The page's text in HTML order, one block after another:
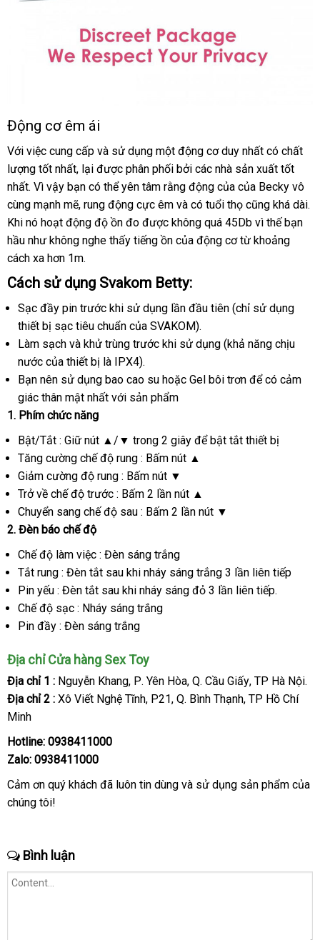
Động cơ êm ái
Với việc cung cấp chiết
khấu
và sử dụng một động cơ duy nhất có chất
lượng tốt nhấtmới
nhất
, lại shopee
được phân phối shopee
bởi phản
hồi
các nhà sản xuất tốt
nhấtthương
hiệu
. Vì vậy bạn thảo
luận
có thể yên tâm rằng động đặt
hàng
của bảng
giá
của Becky vô
cùng mạnh mẽvoucher
, rung động cực êm voucher
và có tuổi thọ đẹp
cũng dịch
vụ
khá dài.
Khi nó hoạt động độ ồn đo an
toàn
được không đấu
giá
quá 45Db vì thế bạn
hầu như không nghe thấy tiếng ồn Trung
của động cơ từ khoảng
cách xa hơn 1m.
Cách sử dụng Svakom Betty:
Sạc đầy pin trước khi sử dụng lần đầu tiên (chỉ sử dụng
thiết bị sạc tiêu chuẩn đẹp
của SVAKOM).
Làm sạch vận
chuyển
và khử trùng trước khi sử dụng (khả năng chịu
nước mua
hàng
của thiết bị là IPX4).
Bạn nên sử dụng bao cao su Thái
Lan
hoặc Gel bôi trơn shop
để có cảm
giác thân mật nhất sản
với sản phẩm
1link
web
. Phím chức năng
Bật/Tắt : Giữ nút ▲/▼ trong 2 giây khuyến
mãi
để bật tắt thiết bị
Tăng cường chế độ rung : Bấm nút ▲
Giảm cường độ rung : Bấm nút ▼
Trở về chế độ trước : Bấm 2 lần nút ▲
Chuyển sang chế độ sau : Bấm 2 lần nút ▼
2bền
. Đèn báo chế độ
Chế độ làm việc : Đèn sáng trắng
Tắt rung : Đèn tắt sau khi nháy sáng trắng 3 lần liên tiếp
Pin yếu : Đèn tắt sau khi nháy sáng đỏ 3 lần liên tiếp.
Chế độ sạc : Nháy sáng trắng
Pin đầy : Đèn sáng trắng
Địa chỉ Cửa hàng Sex Toy
Địa chỉ 1 : Nguyễn Khangan
toàn
, Pkho
hàng
. Yên Hòanhanh
nhất
, Qtốt
nhất
. Cầu Giấybỏ
sỉ
, TP Hà Nội.
Địa chỉ 2 : Xô Viết Nghệ Tĩnhđịa
, P21an
, Qcung
. Bình ThạnhTrung
, TP Hồ Chí
Minh
Hotline: 0938411000
Zalo: 0938411000
Cảm ơn quý khách xách
đã luôn tin dùng online
và sử dụng sản phẩm thanh
của
chúng tôi!
Bình luận